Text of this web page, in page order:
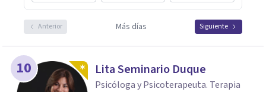
Anterior Más días Siguiente
10 Lita Seminario Duque
Psicóloga y Psicoterapeuta. Terapia